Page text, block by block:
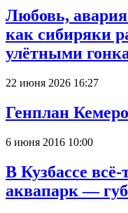
Любовь,
как сибиряки
улётными
22 июня 2026 16:27
Генплан
6 июня 2016 10:00
В Кузбассе
аквапарк —